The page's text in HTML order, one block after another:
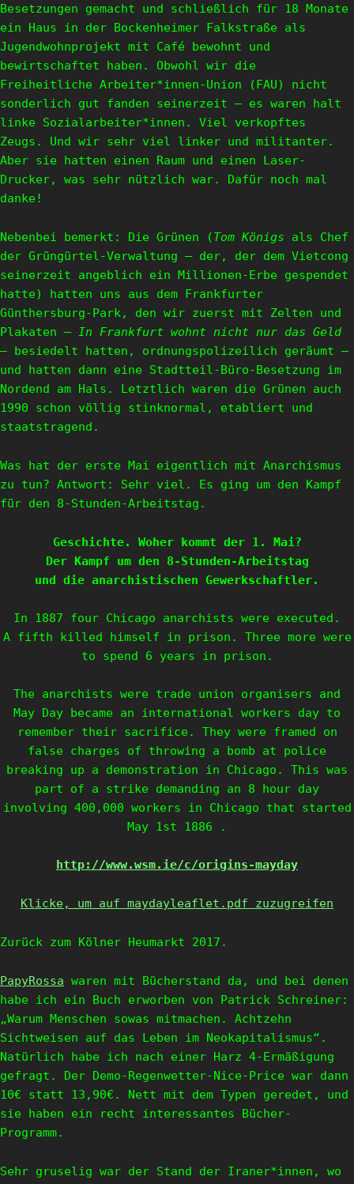
Besetzungen gemacht und schließlich für 18 Monate
ein Haus in der Bockenheimer Falkstraße als
Jugendwohnprojekt mit Café bewohnt und
bewirtschaftet haben. Obwohl wir die
Freiheitliche Arbeiter*innen-Union (FAU) nicht
sonderlich gut fanden seinerzeit – es waren halt
linke Sozialarbeiter*innen. Viel verkopftes
Zeugs. Und wir sehr viel linker und militanter.
Aber sie hatten einen Raum und einen Laser-
Drucker, was sehr nützlich war. Dafür noch mal
danke!
Nebenbei bemerkt: Die Grünen (Tom Königs als Chef
der Grüngürtel-Verwaltung – der, der dem Vietcong
seinerzeit angeblich ein Millionen-Erbe gespendet
hatte) hatten uns aus dem Frankfurter
Günthersburg-Park, den wir zuerst mit Zelten und
Plakaten – In Frankfurt wohnt nicht nur das Geld
– besiedelt hatten, ordnungspolizeilich geräumt –
und hatten dann eine Stadtteil-Büro-Besetzung im
Nordend am Hals. Letztlich waren die Grünen auch
1990 schon völlig stinknormal, etabliert und
staatstragend.
Was hat der erste Mai eigentlich mit Anarchismus
zu tun? Antwort: Sehr viel. Es ging um den Kampf
für den 8-Stunden-Arbeitstag.
Geschichte. Woher kommt der 1. Mai?
Der Kampf um den 8-Stunden-Arbeitstag
und die anarchistischen Gewerkschaftler.
In 1887 four Chicago anarchists were executed.
A fifth killed himself in prison. Three more were
to spend 6 years in prison.
The anarchists were trade union organisers and
May Day became an international workers day to
remember their sacrifice. They were framed on
false charges of throwing a bomb at police
breaking up a demonstration in Chicago. This was
part of a strike demanding an 8 hour day
involving 400,000 workers in Chicago that started
May 1st 1886 .
http://www.wsm.ie/c/origins-mayday
Klicke, um auf maydayleaflet.pdf zuzugreifen
Zurück zum Kölner Heumarkt 2017.
PapyRossa waren mit Bücherstand da, und bei denen
habe ich ein Buch erworben von Patrick Schreiner:
„Warum Menschen sowas mitmachen. Achtzehn
Sichtweisen auf das Leben im Neokapitalismus“.
Natürlich habe ich nach einer Harz 4-Ermäßigung
gefragt. Der Demo-Regenwetter-Nice-Price war dann
10€ statt 13,90€. Nett mit dem Typen geredet, und
sie haben ein recht interessantes Bücher-
Programm.
Sehr gruselig war der Stand der Iraner*innen, wo